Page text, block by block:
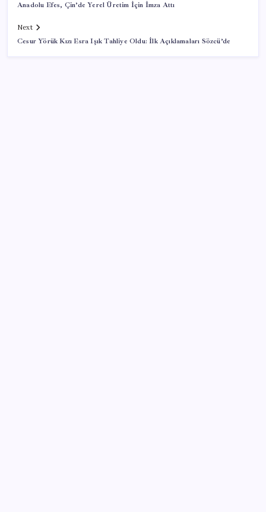
Anadolu Efes, Çin’de Yerel Üretim İçin İmza Attı
Next
Cesur Yörük Kızı Esra Işık Tahliye Oldu: İlk Açıklamaları Sözcü’de